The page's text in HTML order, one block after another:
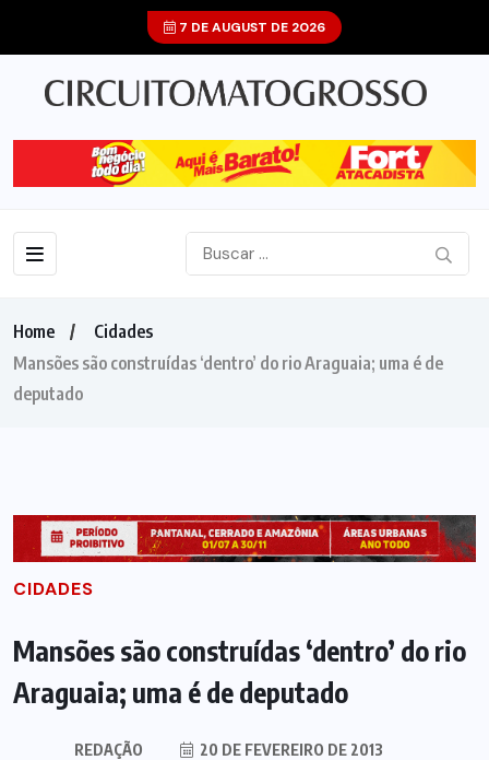
7 DE AUGUST DE 2026
Home
Cidades
Mansões são construídas ‘dentro’ do rio Araguaia; uma é de
deputado
CIDADES
Mansões são construídas ‘dentro’ do rio
Araguaia; uma é de deputado
REDAÇÃO 20 DE FEVEREIRO DE 2013